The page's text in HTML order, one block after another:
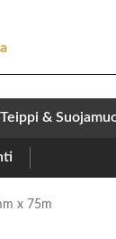
Teippi &
x 75m